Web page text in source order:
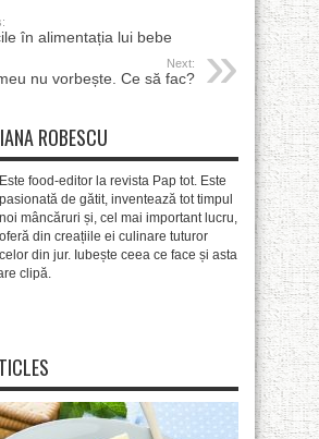
în alimentația lui bebe
Next:
nu vorbește. Ce să fac?
ROBESCU
Este food-editor la revista Pap tot. Este
pasionată de gătit, inventează tot timpul
noi mâncăruri și, cel mai important lucru,
oferă din creațiile ei culinare tuturor
celor din jur. Iubește ceea ce face și asta
clipă.